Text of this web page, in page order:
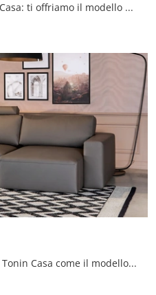
Salotti e divani lineari Tonin Casa: ti offriamo il modello Tiffany in pelle per completare la zona giorno.
Con salotti e divani lineari di Tonin Casa come il modello Moove in pelle, potrai ultimare il tuo concept d'arredo.